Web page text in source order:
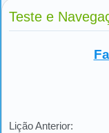
Teste e
Lição Anterior: